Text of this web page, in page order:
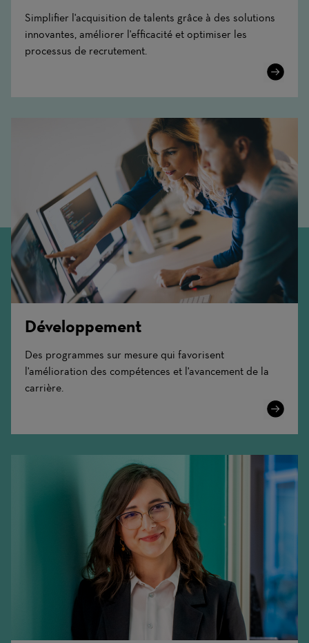
Simplifier l'acquisition de talents grâce à des solutions
innovantes, améliorer l'efficacité et optimiser les
processus de recrutement.
Learn
Développement
Des programmes sur mesure qui favorisent
l'amélioration des compétences et l'avancement de la
carrière.
Learn